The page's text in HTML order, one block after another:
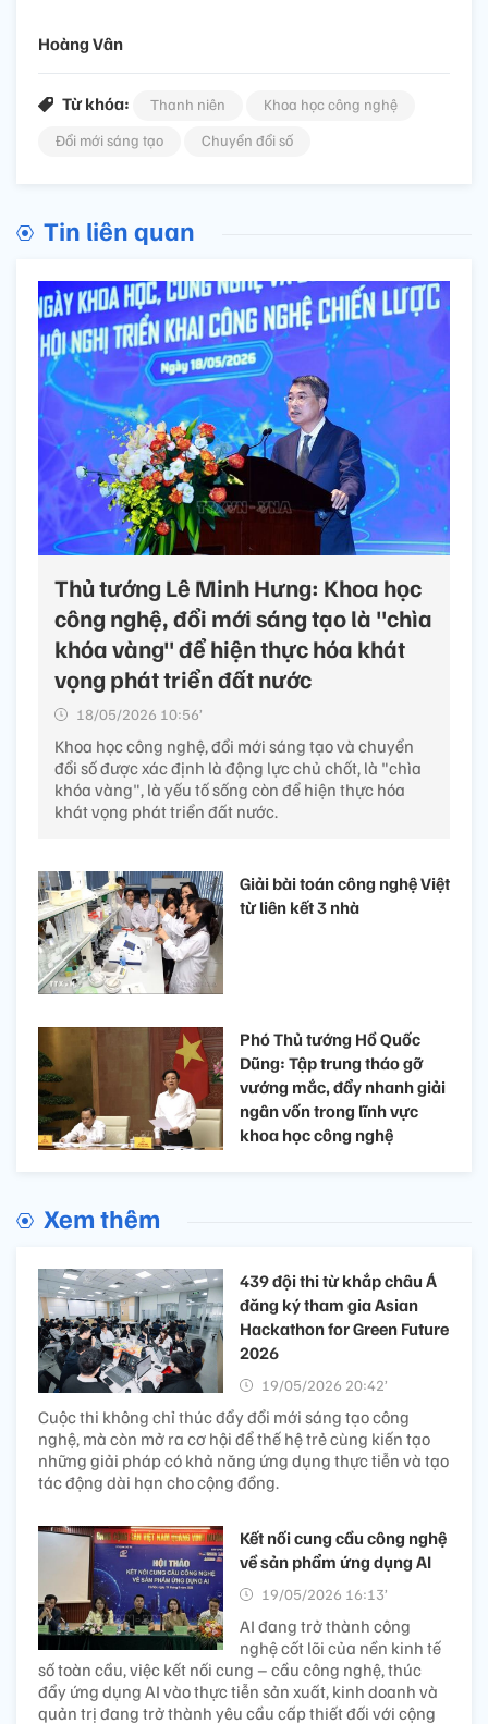
Hoàng Vân
Từ khóa: Thanh niên
Khoa học công nghệ
Đổi mới sáng tạo
Chuyển đổi số
Tin liên quan
Thủ tướng Lê Minh Hưng: Khoa học
công nghệ, đổi mới sáng tạo là "chìa
khóa vàng" để hiện thực hóa khát
vọng phát triển đất nước
18/05/2026 10:56’
Khoa học công nghệ, đổi mới sáng tạo và chuyển
đổi số được xác định là động lực chủ chốt, là "chìa
khóa vàng", là yếu tố sống còn để hiện thực hóa
khát vọng phát triển đất nước.
Giải bài toán công nghệ Việt
từ liên kết 3 nhà
Phó Thủ tướng Hồ Quốc
Dũng: Tập trung tháo gỡ
vướng mắc, đẩy nhanh giải
ngân vốn trong lĩnh vực
khoa học công nghệ
Xem thêm
439 đội thi từ khắp châu Á
đăng ký tham gia Asian
Hackathon for Green Future
2026
19/05/2026 20:42’
Cuộc thi không chỉ thúc đẩy đổi mới sáng tạo công
nghệ, mà còn mở ra cơ hội để thế hệ trẻ cùng kiến tạo
những giải pháp có khả năng ứng dụng thực tiễn và tạo
tác động dài hạn cho cộng đồng.
Kết nối cung cầu công nghệ
về sản phẩm ứng dụng AI
19/05/2026 16:13’
AI đang trở thành công
nghệ cốt lõi của nền kinh tế
số toàn cầu, việc kết nối cung – cầu công nghệ, thúc
đẩy ứng dụng AI vào thực tiễn sản xuất, kinh doanh và
quản trị đang trở thành yêu cầu cấp thiết đối với cộng